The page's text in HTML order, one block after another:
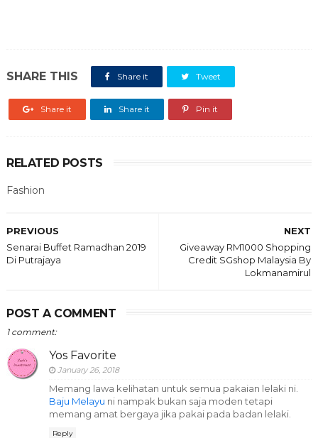
SHARE THIS Share it Tweet
Share it Share it Pin it
RELATED POSTS
Fashion
NEXT
Giveaway RM1000 Shopping
Credit SGshop Malaysia By
Lokmanamirul
PREVIOUS
Senarai Buffet Ramadhan 2019
Di Putrajaya
POST A COMMENT
1 comment:
Yos Favorite
January 26, 2018
Memang lawa kelihatan untuk semua pakaian lelaki ni.
Baju Melayu ni nampak bukan saja moden tetapi
memang amat bergaya jika pakai pada badan lelaki.
Reply